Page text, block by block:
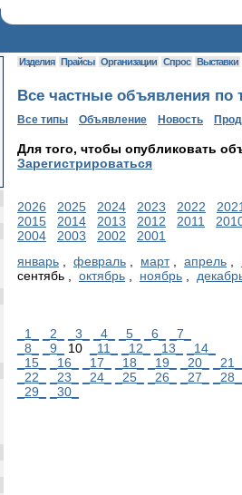
Изделия Прайсы Организации Спрос Выставки
Все частные объявления по
Все типы Объявление Новость
Для того, чтобы опубликовать
Зарегистрироваться
2026 2025 2024 2023 2022
2015
2014 2013 2012 2011
2004
2003 2002
2001
январь , февраль , март, апрель ,
сентябь , октябрь , ноябрь ,
_1_ _2_ _3_ _4_ _5_ _6_
_7_
_8_
_9_ 10 _11_ _12_ _13_
_14_
_15_
_16_ _17_ _18_ _19_ _20_
_21_
_22_
_23_ _24_ _25_ _26_ _27_
_28_
_29_
_30_